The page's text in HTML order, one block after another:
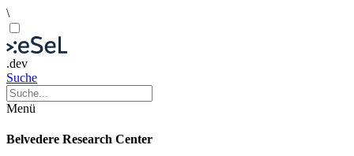
\
.dev
Suche
Menü
Belvedere Research Center